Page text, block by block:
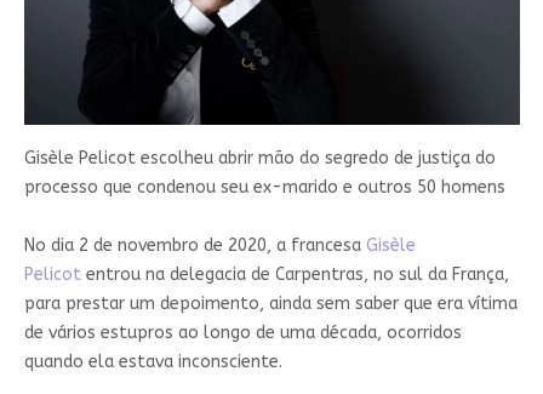
Gisèle Pelicot escolheu abrir mão do segredo de justiça do
processo que condenou seu ex-marido e outros 50 homens
No dia 2 de novembro de 2020, a francesa Gisèle
Pelicot entrou na delegacia de Carpentras, no sul da França,
para prestar um depoimento, ainda sem saber que era vítima
de vários estupros ao longo de uma década, ocorridos
quando ela estava inconsciente.